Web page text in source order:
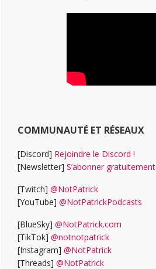
COMMUNAUTÉ ET RÉSEAUX
[Discord] Rejoindre le Discord !
[Newsletter] S’abonner gratuitement
[Twitch] @NotPatrick
[YouTube] @NotPatrickPodcasts
[BlueSky] @NotPatrick.com
[TikTok] @notnotpatrick
[Instagram] @NotPatrick
[Threads] @NotPatrick